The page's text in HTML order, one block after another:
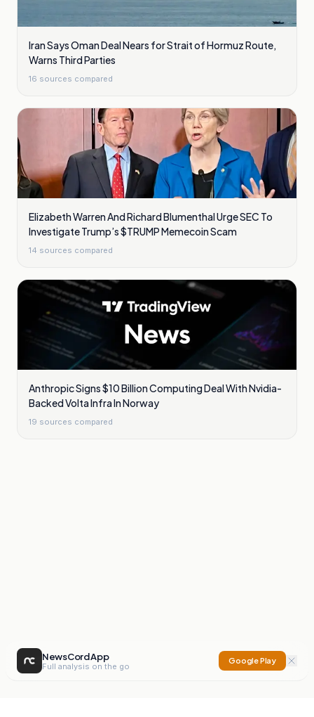
Iran Says Oman Deal Nears for Strait of Hormuz Route,
Warns Third Parties
16 sources compared
Elizabeth Warren And Richard Blumenthal Urge SEC To
Investigate Trump’s $TRUMP Memecoin Scam
14 sources compared
Anthropic Signs $10 Billion Computing Deal With Nvidia-
Backed Volta Infra In Norway
19 sources compared
NewsCord App
Full analysis on the go
Google Play